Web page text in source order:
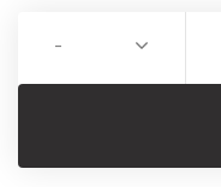
-